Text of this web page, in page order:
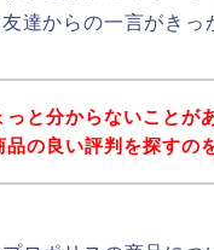
達からの一言がきっ
っと分からないことが
品の良い評判を探すの